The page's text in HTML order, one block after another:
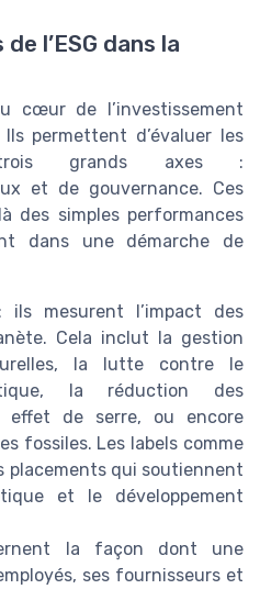
l’ESG dans la
cœur de l’investissement
permettent d’évaluer les
trois grands axes :
et de gouvernance. Ces
des simples performances
dans une démarche de
ils mesurent l’impact des
Cela inclut la gestion
la lutte contre le
la réduction des
effet de serre, ou encore
fossiles. Les labels comme
placements qui soutiennent
et le développement
la façon dont une
ses fournisseurs et